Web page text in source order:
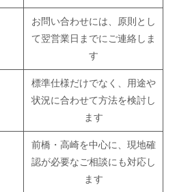
お問い合わせには、原則とし
て翌営業日までにご連絡しま
す
標準仕様だけでなく、用途や
状況に合わせて方法を検討し
ます
前橋・高崎を中心に、現地確
認が必要なご相談にも対応し
ます